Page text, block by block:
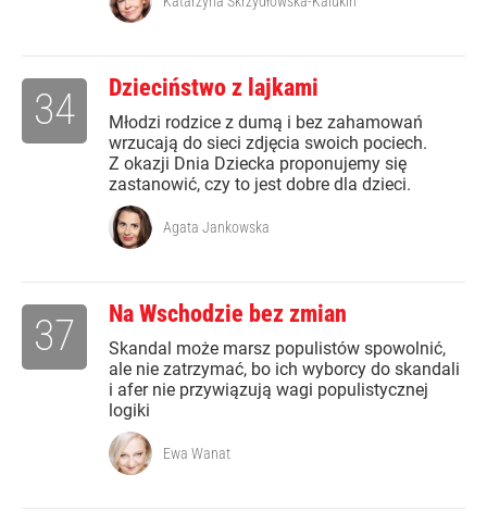
Dzieciństwo z lajkami
Młodzi rodzice z dumą i bez zahamowań
wrzucają do sieci zdjęcia swoich pociech.
Z okazji Dnia Dziecka proponujemy się
zastanowić, czy to jest dobre dla dzieci.
34
Agata Jankowska
Na Wschodzie bez zmian
Skandal może marsz populistów spowolnić,
ale nie zatrzymać, bo ich wyborcy do skandali
i afer nie przywiązują wagi populistycznej
logiki
37
Ewa Wanat